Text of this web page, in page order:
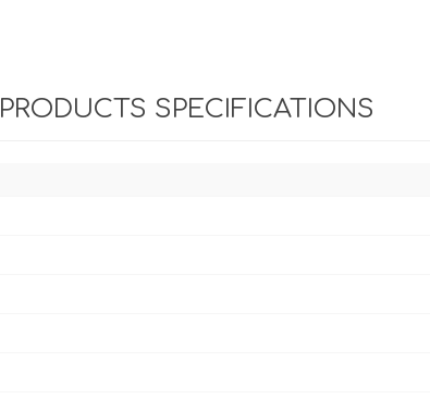
PRODUCTS SPECIFICATIONS